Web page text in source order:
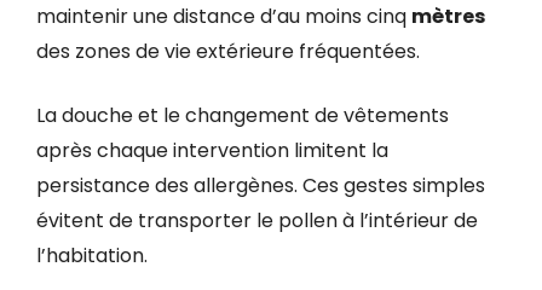
maintenir une distance d’au moins cinq mètres
des zones de vie extérieure fréquentées.
La douche et le changement de vêtements
après chaque intervention limitent la
persistance des allergènes. Ces gestes simples
évitent de transporter le pollen à l’intérieur de
l’habitation.